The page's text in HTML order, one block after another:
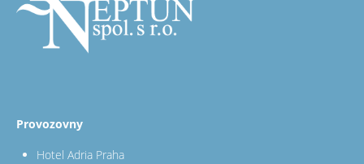
Provozovny
Hotel Adria Praha